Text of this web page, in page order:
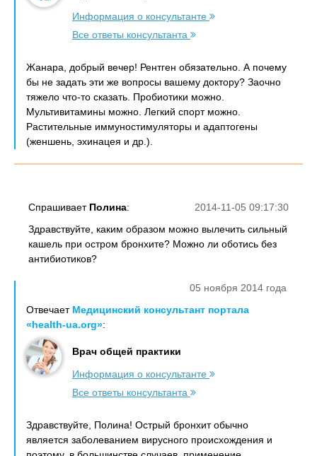
Информация о консультанте
Все ответы консультанта
Жанара, добрый вечер! Рентген обязательно. А почему
бы не задать эти же вопросы вашему доктору? Заочно
тяжело что-то сказать. Пробиотики можно.
Мультивитамины можно. Легкий спорт можно.
Растительные иммуностимуляторы и адаптогены
(женшень, эхинацея и др.).
2014-11-05 09:17:30
Спрашивает Полина:
Здравствуйте, каким образом можно вылечить сильный
кашель при остром бронхите? Можно ли оботись без
антибиотиков?
05 ноября 2014 года
Отвечает Медицинский консультант портала
«health-ua.org»:
Врач общей практики
Информация о консультанте
Все ответы консультанта
Здравствуйте, Полина! Острый бронхит обычно
является заболеванием вирусного происхождения и